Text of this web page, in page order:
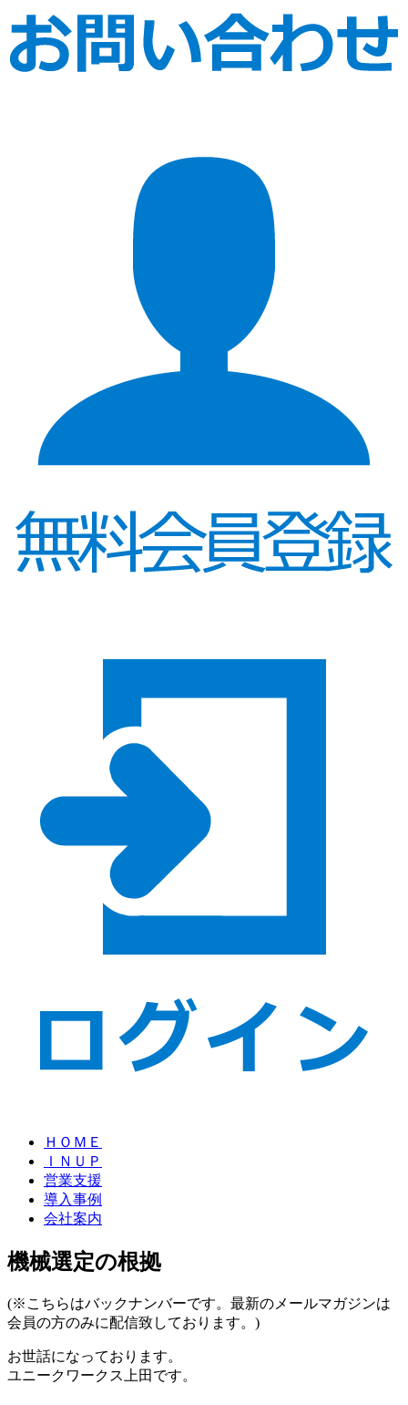
ＨＯＭＥ
ＩＮＵＰ
営業支援
導入事例
会社案内
機械選定の根拠
(※こちらはバックナンバーです。最新のメールマガジンは
会員の方のみに配信致しております。)
お世話になっております。
ユニークワークス上田です。